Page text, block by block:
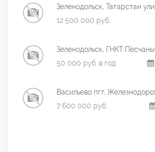
Зеленодольск, Татарстан
12 500 000 руб.
Зеленодольск, ГНКТ
50 000 руб. в год
Васильево пгт,
7 600 000 руб.